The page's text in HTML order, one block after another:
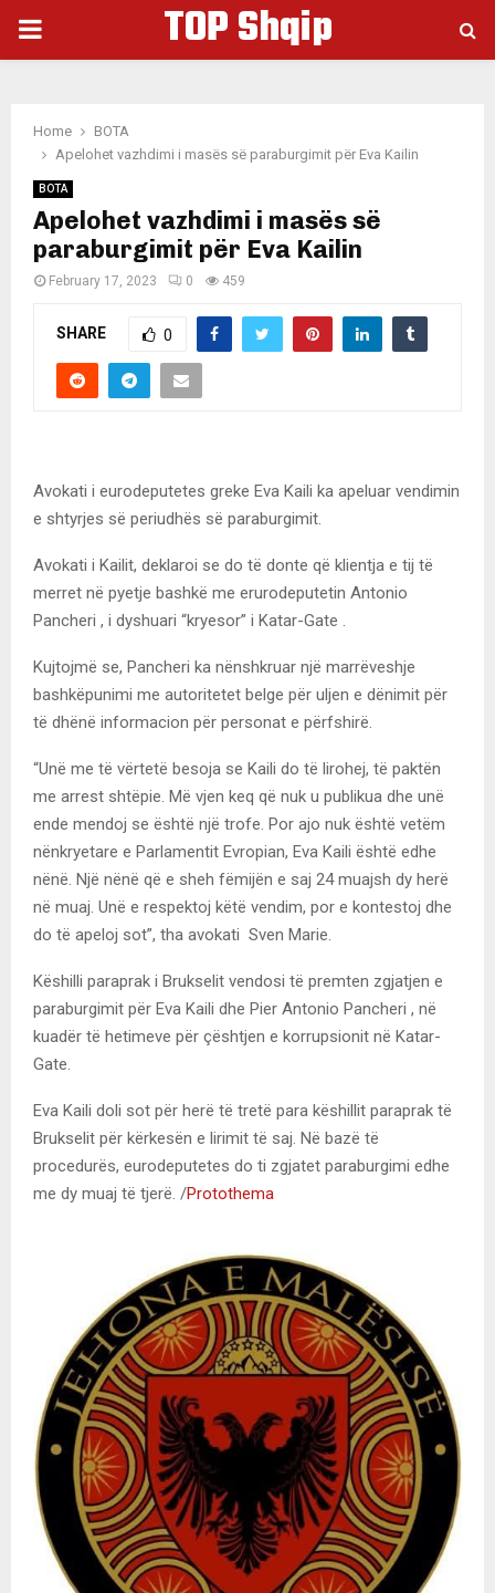
PRIMARY
TOP Shqip
Home
BOTA
Apelohet vazhdimi i masës së paraburgimit për Eva Kailin
BOTA
Apelohet vazhdimi i masës së
paraburgimit për Eva Kailin
February 17, 2023 0 459
SHARE 0
Avokati i eurodeputetes greke Eva Kaili ka apeluar vendimin
e shtyrjes së periudhës së paraburgimit.
Avokati i Kailit, deklaroi se do të donte që klientja e tij të
merret në pyetje bashkë me erurodeputetin Antonio
Pancheri , i dyshuari “kryesor” i Katar-Gate .
Kujtojmë se, Pancheri ka nënshkruar një marrëveshje
bashkëpunimi me autoritetet belge për uljen e dënimit për
të dhënë informacion për personat e përfshirë.
“Unë me të vërtetë besoja se Kaili do të lirohej, të paktën
me arrest shtëpie. Më vjen keq që nuk u publikua dhe unë
ende mendoj se është një trofe. Por ajo nuk është vetëm
nënkryetare e Parlamentit Evropian, Eva Kaili është edhe
nënë. Një nënë që e sheh fëmijën e saj 24 muajsh dy herë
në muaj. Unë e respektoj këtë vendim, por e kontestoj dhe
do të apeloj sot”, tha avokati Sven Marie.
Këshilli paraprak i Brukselit vendosi të premten zgjatjen e
paraburgimit për Eva Kaili dhe Pier Antonio Pancheri , në
kuadër të hetimeve për çështjen e korrupsionit në Katar-
Gate.
Eva Kaili doli sot për herë të tretë para këshillit paraprak të
Brukselit për kërkesën e lirimit të saj. Në bazë të
procedurës, eurodeputetes do ti zgjatet paraburgimi edhe
me dy muaj të tjerë. /Protothema